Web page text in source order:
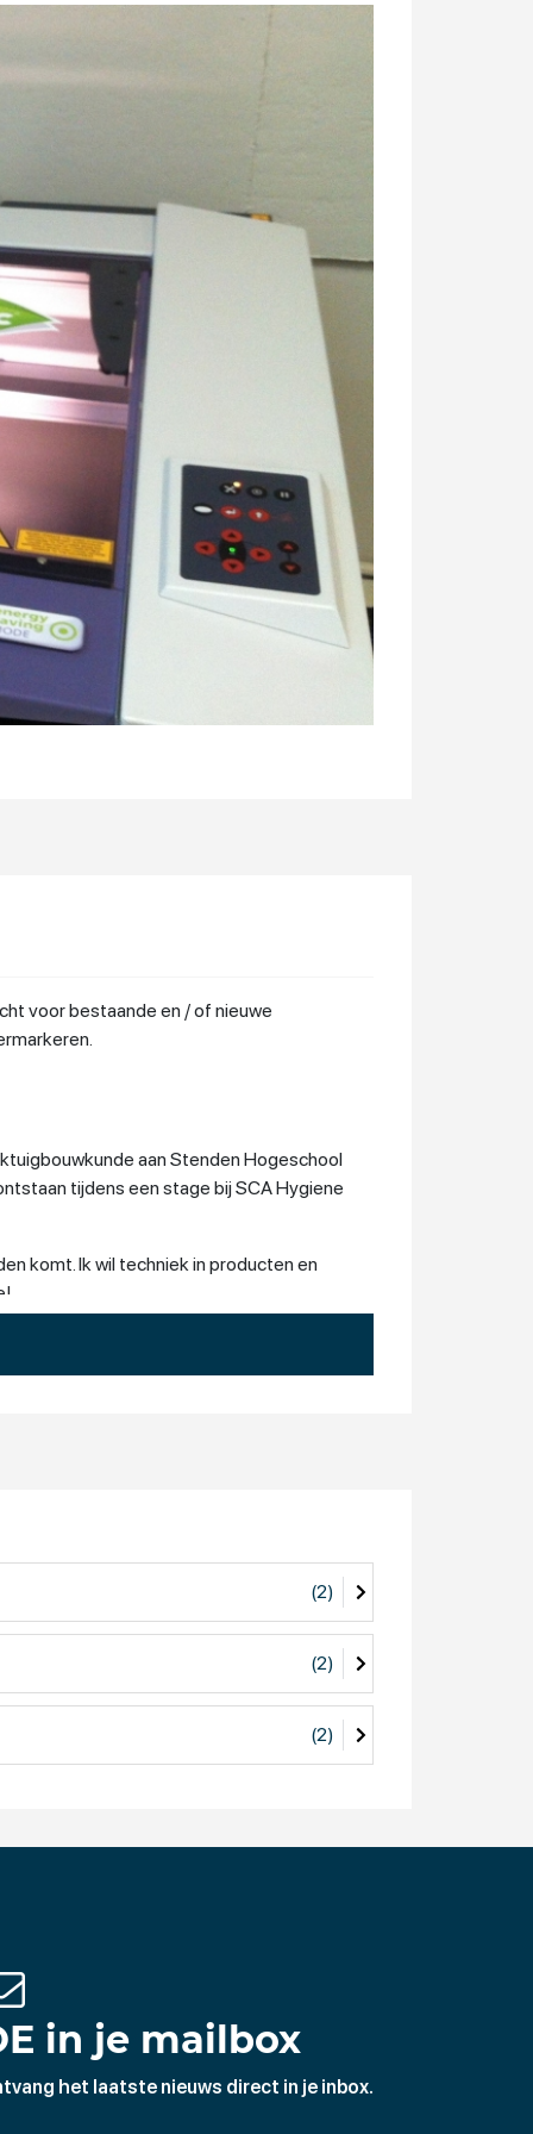
voor bestaande en / of nieuwe
aan Stenden Hogeschool
tijdens een stage bij SCA Hygiene
komt. Ik wil techniek in producten en
(2)
(2)
(2)
in je mailbox
het laatste nieuws direct in je inbox.